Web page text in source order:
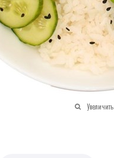
Увеличить